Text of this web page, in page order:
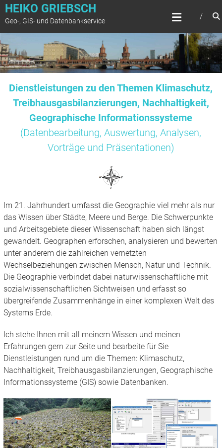
Zum
springen
HEIKO GRIEBSCH
Geo-, GIS- und Datenbankservice
Dienstleistungen zu den Themen Klimaschutz,
Treibhausgasbilanzierungen, Nachhaltigkeit,
Geographische Informationssysteme
(Datenbearbeitung, Auswertung, Analysen,
Vorträge und Präsentationen)
Im 21. Jahrhundert umfasst die Geographie viel mehr als nur
das Wissen über Städte, Meere und Berge. Die Schwerpunkte
und Arbeitsgebiete dieser Wissenschaft haben sich längst
gewandelt. Geographen erforschen, analysieren und bewerten
unter anderem die zahlreichen vernetzten
Wechselbeziehungen zwischen Mensch, Natur und Technik.
Die Geographie verbindet dabei naturwissenschaftliche mit
sozialwissenschaftlichen Sichtweisen und erfasst so
übergreifende Zusammenhänge in einer komplexen Welt des
Systems Erde.
Ich stehe Ihnen mit all meinem Wissen und meinen
Erfahrungen gern zur Seite und bearbeite für Sie
Dienstleistungen rund um die Themen: Klimaschutz,
Nachhaltigkeit, Treibhausgasbilanzierungen, Geographische
Informationssysteme (GIS) sowie Datenbanken.